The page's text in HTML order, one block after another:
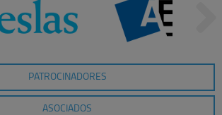
PATROCINADORES
ASOCIADOS